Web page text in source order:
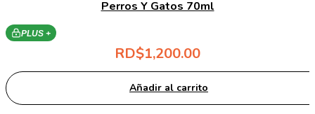
Perros Y Gatos 70ml
PLUS +
RD$1,200.00
Añadir al carrito